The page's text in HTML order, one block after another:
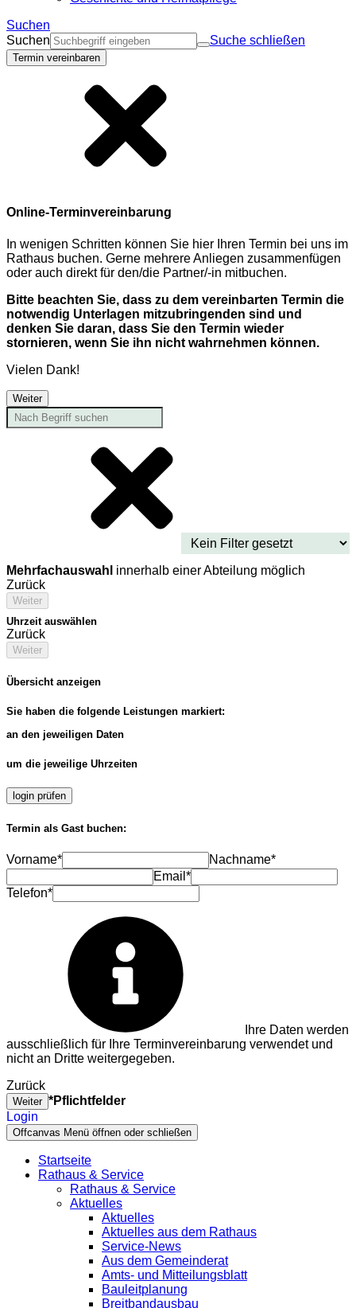
Suchen
Suchen
Suche schließen
Termin vereinbaren
Online-Terminvereinbarung
In wenigen Schritten können Sie hier Ihren Termin bei uns im
Rathaus buchen. Gerne mehrere Anliegen zusammenfügen
oder auch direkt für den/die Partner/-in mitbuchen.
Bitte beachten Sie, dass zu dem vereinbarten Termin die
notwendig Unterlagen mitzubringenden sind und
denken Sie daran, dass Sie den Termin wieder
stornieren, wenn Sie ihn nicht wahrnehmen können.
Vielen Dank!
Weiter
Mehrfachauswahl innerhalb einer Abteilung möglich
Zurück
Weiter
Uhrzeit auswählen
Zurück
Weiter
Übersicht anzeigen
Sie haben die folgende Leistungen markiert:
an den jeweiligen Daten
um die jeweilige Uhrzeiten
login prüfen
Termin als Gast buchen:
Vorname*
Nachname*
Email*
Telefon*
Ihre Daten werden
ausschließlich für Ihre Terminvereinbarung verwendet und
nicht an Dritte weitergegeben.
Zurück
Weiter *Pflichtfelder
Login
Offcanvas Menü öffnen oder schließen
Startseite
Rathaus & Service
Rathaus & Service
Aktuelles
Aktuelles
Aktuelles aus dem Rathaus
Service-News
Aus dem Gemeinderat
Amts- und Mitteilungsblatt
Bauleitplanung
Breitbandausbau